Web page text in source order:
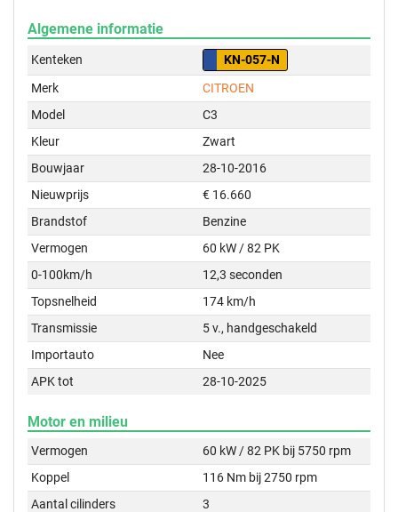
Algemene informatie
Kenteken
KN-057-N
Merk
CITROEN
Model
C3
Kleur
Zwart
Bouwjaar
28-10-2016
Nieuwprijs
€ 16.660
Brandstof
Benzine
Vermogen
60 kW / 82 PK
0-100km/h
12,3 seconden
Topsnelheid
174 km/h
Transmissie
5 v., handgeschakeld
Importauto
Nee
APK tot
28-10-2025
Motor en milieu
Vermogen
60 kW / 82 PK bij 5750 rpm
Koppel
116 Nm bij 2750 rpm
Aantal cilinders
3